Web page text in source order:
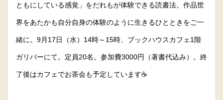
ともにしている感覚」をだれもが体験できる読書法。作品世
界をあたかも自分自身の体験のように生きるひとときをご一
緒に。9月17日（水）14時～15時、ブックハウスカフェ1階
ガリバーにて。定員20名。参加費3000円（著書代込み）。終
了後はカフェでお茶会も予定しています☕️